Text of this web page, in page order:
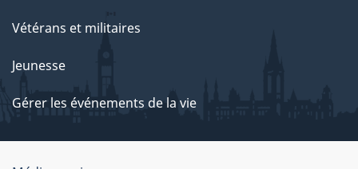
Vétérans et militaires
Jeunesse
Gérer les événements de la vie